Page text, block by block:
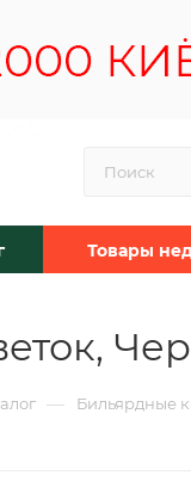
Товары
— Бильярдные